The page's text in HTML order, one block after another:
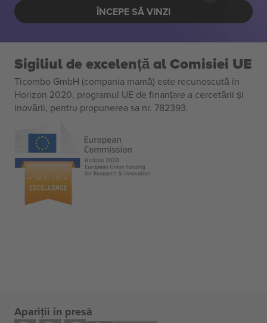
ÎNCEPE SĂ VINZI
Sigiliul de excelență al Comisiei UE
Ticombo GmbH (compania mamă) este recunoscută în
Horizon 2020, programul UE de finanțare a cercetării și
inovării, pentru propunerea sa nr. 782393.
Apariții în presă